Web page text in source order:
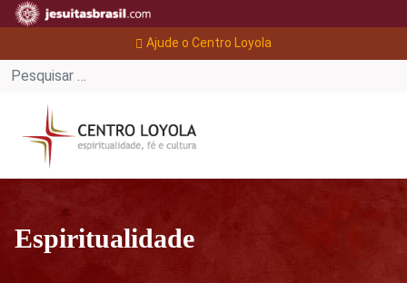
Ajude o Centro Loyola
Espiritualidade